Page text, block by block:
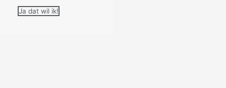
Ja dat wil ik!